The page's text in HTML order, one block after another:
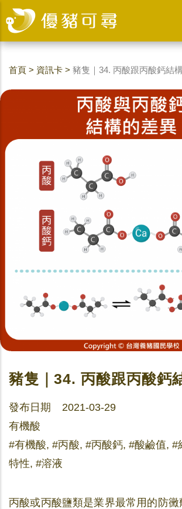
首頁 > 資訊卡 > 豬隻｜34. 丙酸跟丙酸鈣結
豬隻｜34. 丙酸跟丙酸鈣
發布日期 2021-03-29
有機酸
#有機酸, #丙酸, #丙酸鈣, #酸鹼值, #
特性, #溶液
丙酸或丙酸鹽類是業界最常用的防